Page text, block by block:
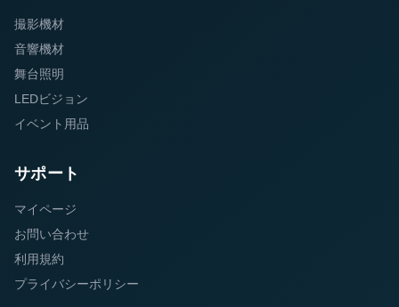
撮影機材
音響機材
舞台照明
LEDビジョン
イベント用品
サポート
マイページ
お問い合わせ
利用規約
プライバシーポリシー